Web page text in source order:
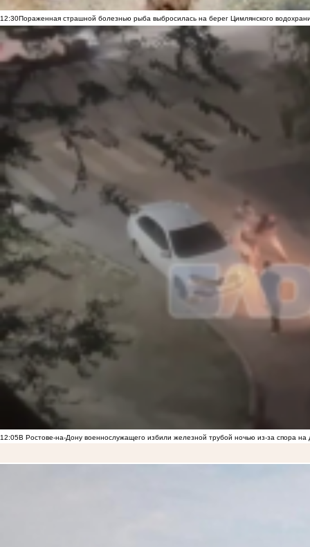
12:30Пораженная страшной болезнью рыба выбросилась на берег Цимлянского
12:05В Ростове-на-Дону военнослужащего избили железной трубой ночью из-за спора на